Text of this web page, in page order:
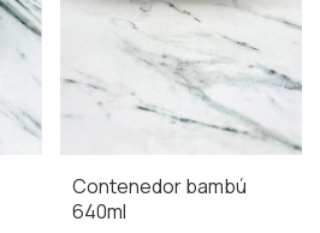
Contenedor bambú
640ml